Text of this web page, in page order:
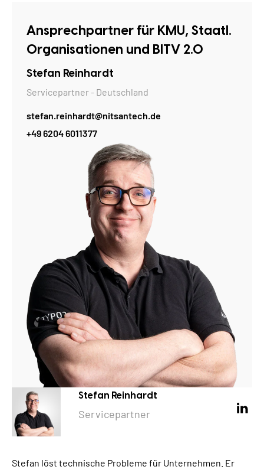
Ansprechpartner für KMU, Staatl.
Organisationen und BITV 2.0
Stefan Reinhardt
Servicepartner - Deutschland
stefan.reinhardt@nitsantech.de
+49 6204 6011377
Stefan Reinhardt
Servicepartner
Stefan löst technische Probleme für Unternehmen. Er